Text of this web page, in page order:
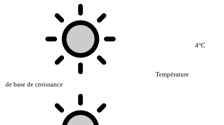
Température
de base de croissance
4°C